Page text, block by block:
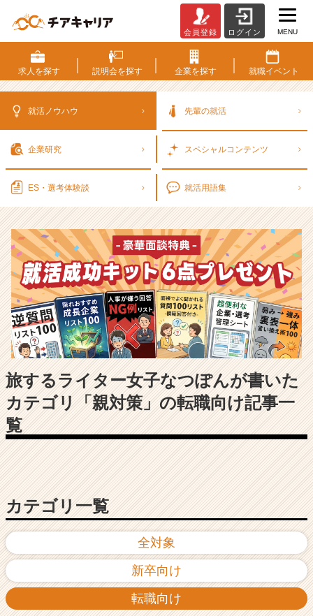
考
対
策・
ウ
ベ
ン
チ
ャ
ー・
成
長
企
業
か
カ
ト
サ
ア
ャ
会員登録 ログイン MENU
求人を探す 説明会を探す 企業を探す 就職イベント
就活ノウハウ 先輩の就活
企業研究 スペシャルコンテンツ
ES・選考体験談 就活用語集
旅するライター女子なつぽんが書いた
カテゴリ「親対策」の転職向け記事一
覧
全対象
新卒向け
転職向け
カテゴリ一覧